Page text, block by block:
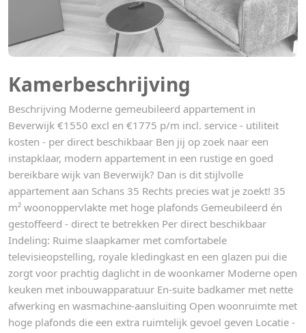
Kamerbeschrijving
Beschrijving Moderne gemeubileerd appartement in
Beverwijk €1550 excl en €1775 p/m incl. service - utiliteit
kosten - per direct beschikbaar Ben jij op zoek naar een
instapklaar, modern appartement in een rustige en goed
bereikbare wijk van Beverwijk? Dan is dit stijlvolle
appartement aan Schans 35 Rechts precies wat je zoekt! 35
m² woonoppervlakte met hoge plafonds Gemeubileerd én
gestoffeerd - direct te betrekken Per direct beschikbaar
Indeling: Ruime slaapkamer met comfortabele
televisieopstelling, royale kledingkast en een glazen pui die
zorgt voor prachtig daglicht in de woonkamer Moderne open
keuken met inbouwapparatuur En-suite badkamer met nette
afwerking en wasmachine-aansluiting Open woonruimte met
hoge plafonds die een extra ruimtelijk gevoel geven Locatie -